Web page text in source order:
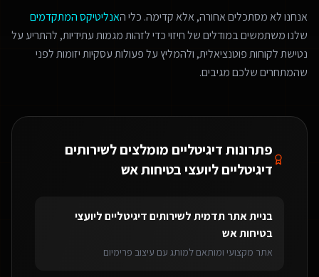
אנחנו לא מסתכלים אחורה, אלא קדימה. כלי האנליטיקס המתקדמים
שלנו משתמשים במודלים של חיזוי כדי לזהות מגמות עתידיות, להתריע על
נטישת לקוחות פוטנציאלית, ולהמליץ על פעולות עסקיות יזומות לפני
שהמתחרים שלכם מגיבים.
פתרונות דיגיטליים מומלצים לשירותים
דיגיטליים ליועצי בטיחות אש
בניית אתר תדמיתלשירותים דיגיטליים ליועצי
בטיחות אש
אתר מקצועי ומותאם למותג עם עיצוב פרימיום